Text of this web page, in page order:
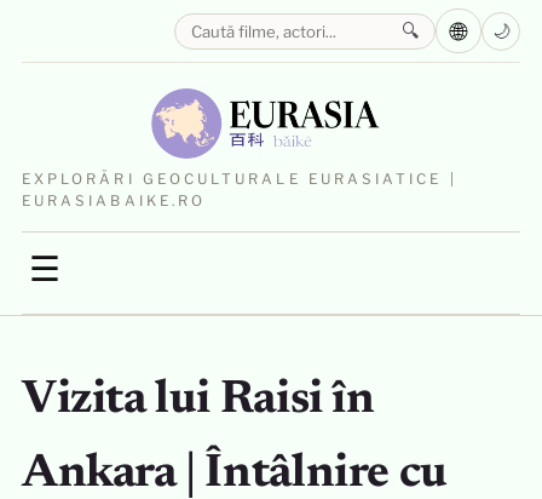
EXPLORĂRI GEOCULTURALE EURASIATICE |
EURASIABAIKE.RO
☰
🔍 🌐 🌙
Vizita lui Raisi în
Ankara | Întâlnire cu